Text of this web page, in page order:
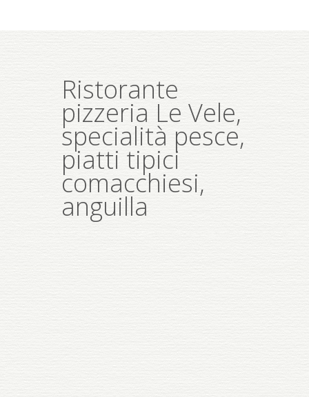
Ristorante
pizzeria Le Vele,
specialità pesce,
piatti tipici
comacchiesi,
anguilla